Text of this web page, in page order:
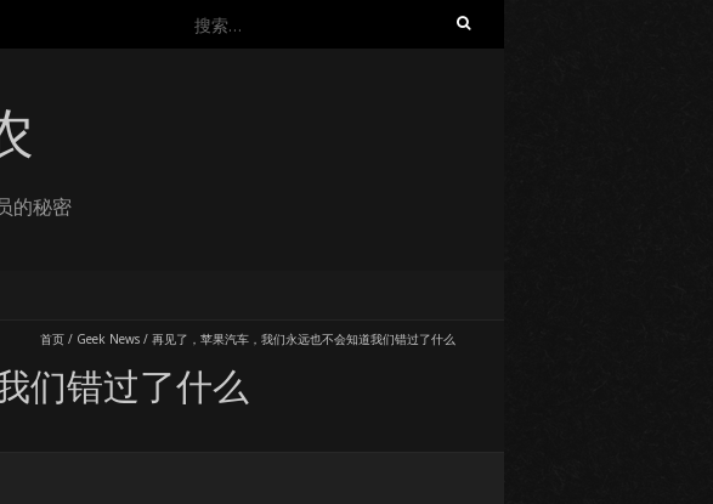
搜
的秘密
首页 / Geek News / 再见了，苹果汽车，我们永远也不会知道我们错过了什么
们错过了什么